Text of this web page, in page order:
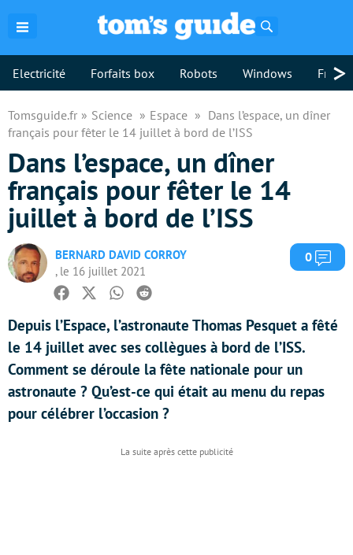
Electricité Forfaits box Robots Windows >
Tomsguide.fr Science Espace
Dans l’espace, un dîner
français pour fêter le 14 juillet à bord de l’ISS
Dans l’espace, un dîner
français pour fêter le 14
juillet à bord de l’ISS
BERNARD DAVID CORROY
, le 16 juillet 2021
0
Facebook
TwitterWhatsapp
Reddit
Depuis l’Espace, l’astronaute Thomas Pesquet a fêté
le 14 juillet avec ses collègues à bord de l’ISS.
Comment se déroule la fête nationale pour un
astronaute ? Qu’est-ce qui était au menu du repas
pour célébrer l’occasion ?